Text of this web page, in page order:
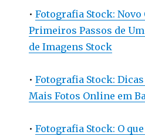
•Fotografia Stock:
Primeiros Passos de
de Imagens Stock
•Fotografia Stock:
Mais Fotos Online em
•Fotografia Stock: O